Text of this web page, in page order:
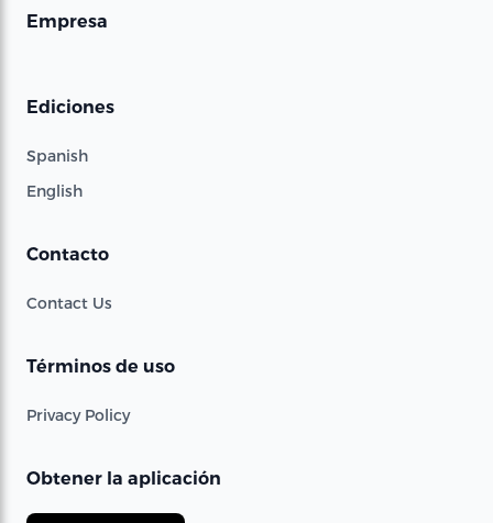
Empresa
Ediciones
Spanish
English
Contacto
Contact Us
Términos de uso
Privacy Policy
Obtener la aplicación